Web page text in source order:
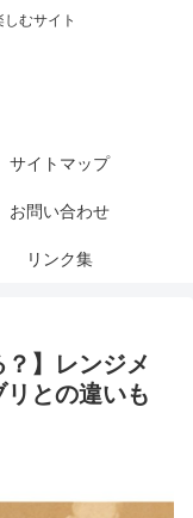
しむサイト
サイトマップ
お問い合わせ
リンク集
？】レンジメ
との違いも